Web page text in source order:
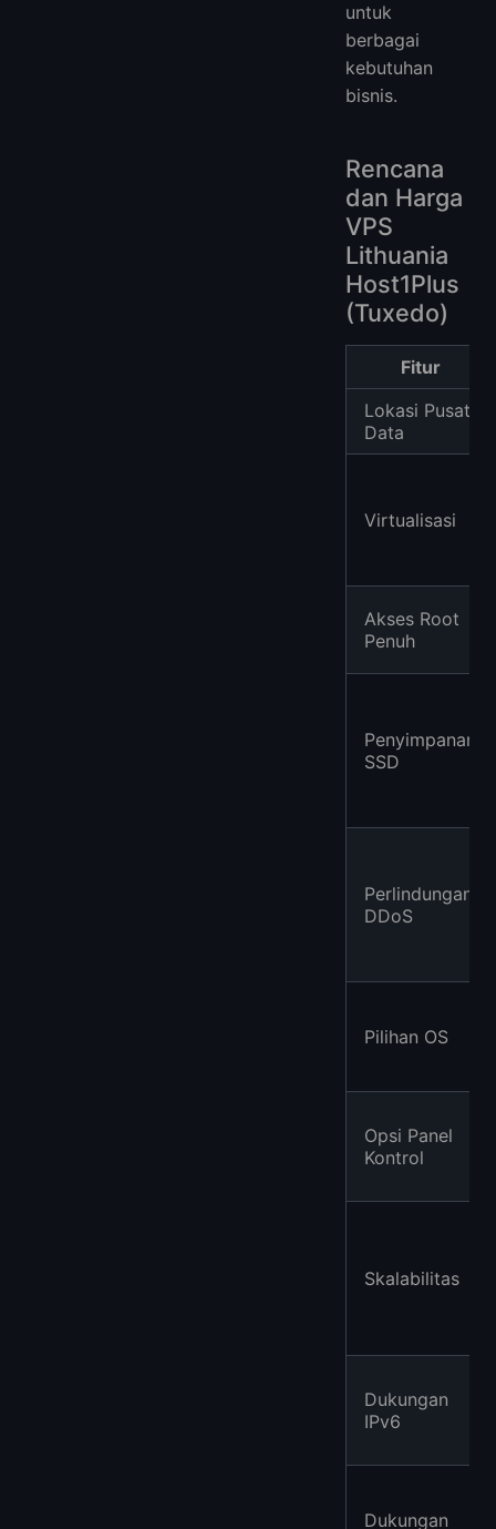
untuk
berbagai
kebutuhan
bisnis.
Rencana
dan Harga
VPS
Lithuania
Host1Plus
(Tuxedo)
Fitur
Lokasi Pusat
Data
Virtualisasi
Akses Root
Penuh
Penyimpanan
SSD
Perlindungan
DDoS
Pilihan OS
Opsi Panel
Kontrol
Skalabilitas
Dukungan
IPv6
Dukungan